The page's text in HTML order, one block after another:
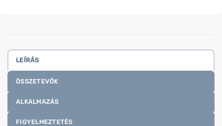
LEÍRÁS
ÖSSZETEVŐK
ALKALMAZÁS
FIGYELMEZTETÉS